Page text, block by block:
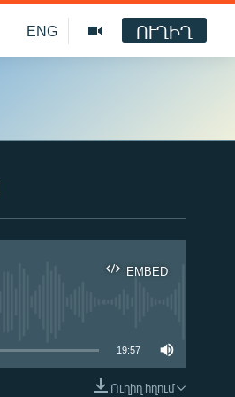
ENG ՈՒՂԻՂ
EMBED
19:57
Ուղիղ հղում